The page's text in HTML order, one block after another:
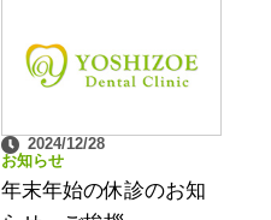
2024/12/28
お知らせ
年末年始の休診のお知